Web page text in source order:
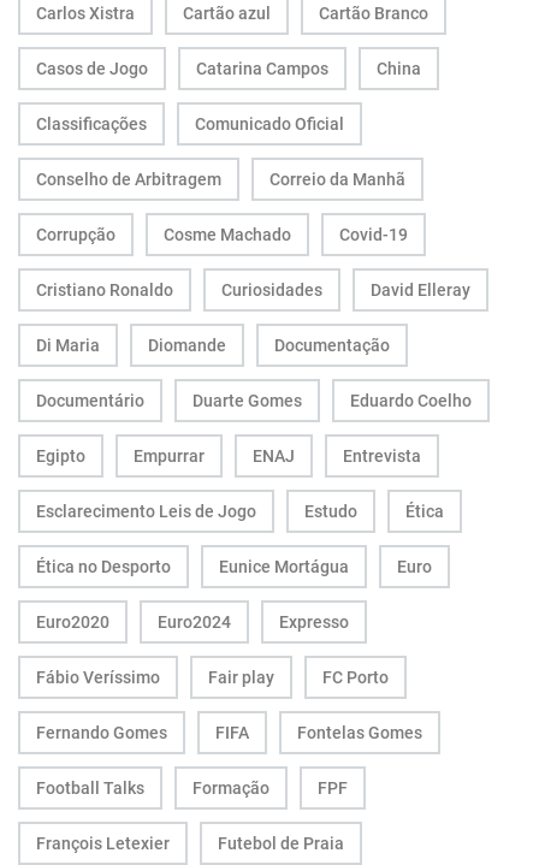
Carlos Xistra Cartão azul Cartão Branco
Casos de Jogo Catarina Campos China
Classificações Comunicado Oficial
Conselho de Arbitragem Correio da Manhã
Corrupção Cosme Machado Covid-19
Cristiano Ronaldo Curiosidades David Elleray
Di Maria Diomande Documentação
Documentário Duarte Gomes Eduardo Coelho
Egipto Empurrar ENAJ Entrevista
Esclarecimento Leis de Jogo Estudo Ética
Ética no Desporto Eunice Mortágua Euro
Euro2020 Euro2024 Expresso
Fábio Veríssimo Fair play FC Porto
Fernando Gomes FIFA Fontelas Gomes
Football Talks Formação FPF
François Letexier Futebol de Praia